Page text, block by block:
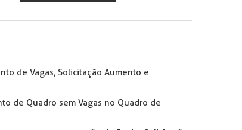
de Vagas, Solicitação Aumento e
de Quadro sem Vagas no Quadro de